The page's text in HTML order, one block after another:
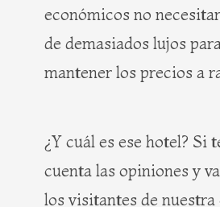
económicos no
de demasiados lujos
mantener los precios a
¿Y cuál es ese hotel? Si
cuenta las opiniones y
los visitantes de nuestra